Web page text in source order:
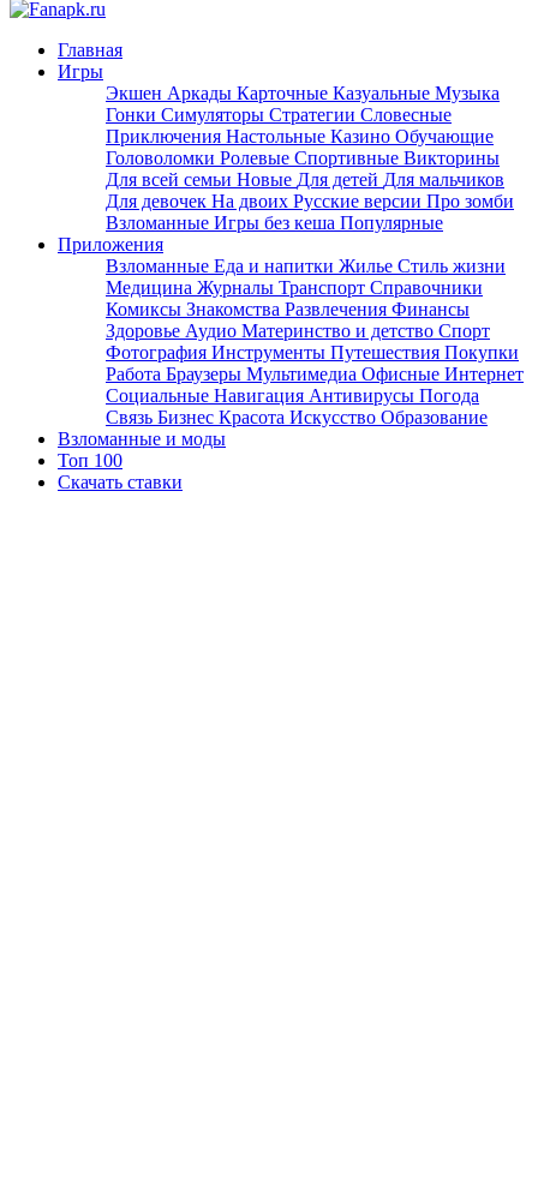
Главная
Игры
Экшен Аркады Карточные Казуальные Музыка
Гонки Симуляторы Стратегии Словесные
Приключения Настольные Казино Обучающие
Головоломки Ролевые Спортивные Викторины
Для всей семьи Новые Для детей Для мальчиков
Для девочек На двоих Русские версии Про зомби
Взломанные Игры без кеша Популярные
Приложения
Взломанные Еда и напитки Жилье Стиль жизни
Медицина Журналы Транспорт Справочники
Комиксы Знакомства Развлечения Финансы
Здоровье Аудио Материнство и детство Спорт
Фотография Инструменты Путешествия Покупки
Работа Браузеры Мультимедиа Офисные Интернет
Социальные Навигация Антивирусы Погода
Связь Бизнес Красота Искусство Образование
Взломанные и моды
Топ 100
Скачать ставки